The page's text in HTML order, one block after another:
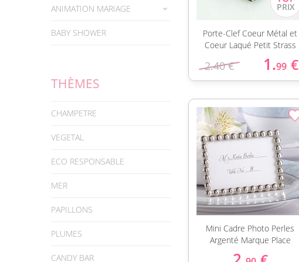
ANIMATION MARIAGE
BABY SHOWER
THÈMES
CHAMPETRE
VEGETAL
ECO RESPONSABLE
MER
PAPILLONS
PLUMES
CANDY BAR
Porte-Clef Coeur Métal et
Coeur Laqué Petit Strass
2.40 € 1.99 €
Mini Cadre Photo Perles
Argenté Marque Place